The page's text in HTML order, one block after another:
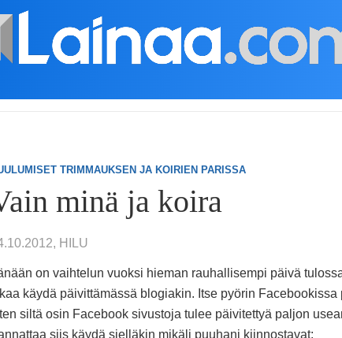
TRIMMAUKSEN JA KOIRIEN PARISSA
minä ja koira
HILU
on vaihtelun vuoksi hieman rauhallisempi päivä
käydä päivittämässä blogiakin. Itse pyörin Facebookissa
siltä osin Facebook sivustoja tulee päivitettyä paljon
siis käydä sielläkin mikäli puuhani kiinnostavat: